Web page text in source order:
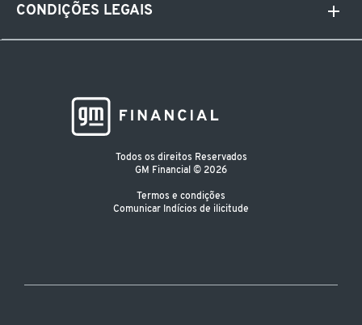
Todos os direitos Reservados
GM Financial © 2026
Termos e condições
Comunicar Indícios de ilicitude
CONDIÇÕES LEGAIS